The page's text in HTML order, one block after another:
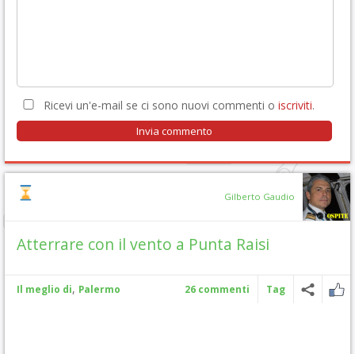
Ricevi un'e-mail se ci sono nuovi commenti o iscriviti.
Gilberto Gaudio
Atterrare con il vento a Punta Raisi
Il meglio di, Palermo 26 commenti Tag